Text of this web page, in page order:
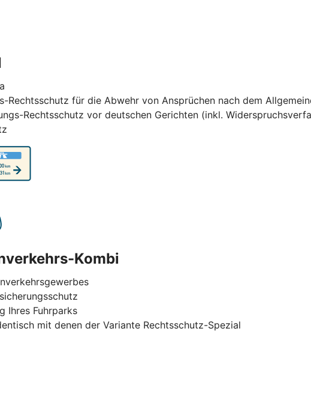
Rechtsschutz für die Abwehr von Ansprüchen nach dem
Rechtsschutz vor deutschen Gerichten (inkl.
Kombi
Ihres Fuhrparks
mit denen der Variante Rechtsschutz-Spezial